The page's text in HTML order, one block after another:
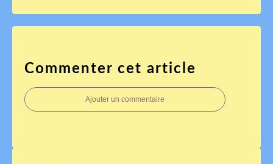
Commenter cet article
Ajouter un commentaire